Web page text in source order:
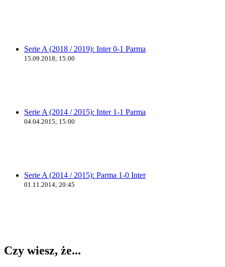
Serie A (2018 / 2019): Inter 0-1 Parma
15.09.2018; 15:00
Serie A (2014 / 2015): Inter 1-1 Parma
04.04.2015; 15:00
Serie A (2014 / 2015): Parma 1-0 Inter
01.11.2014; 20:45
Czy wiesz, że...